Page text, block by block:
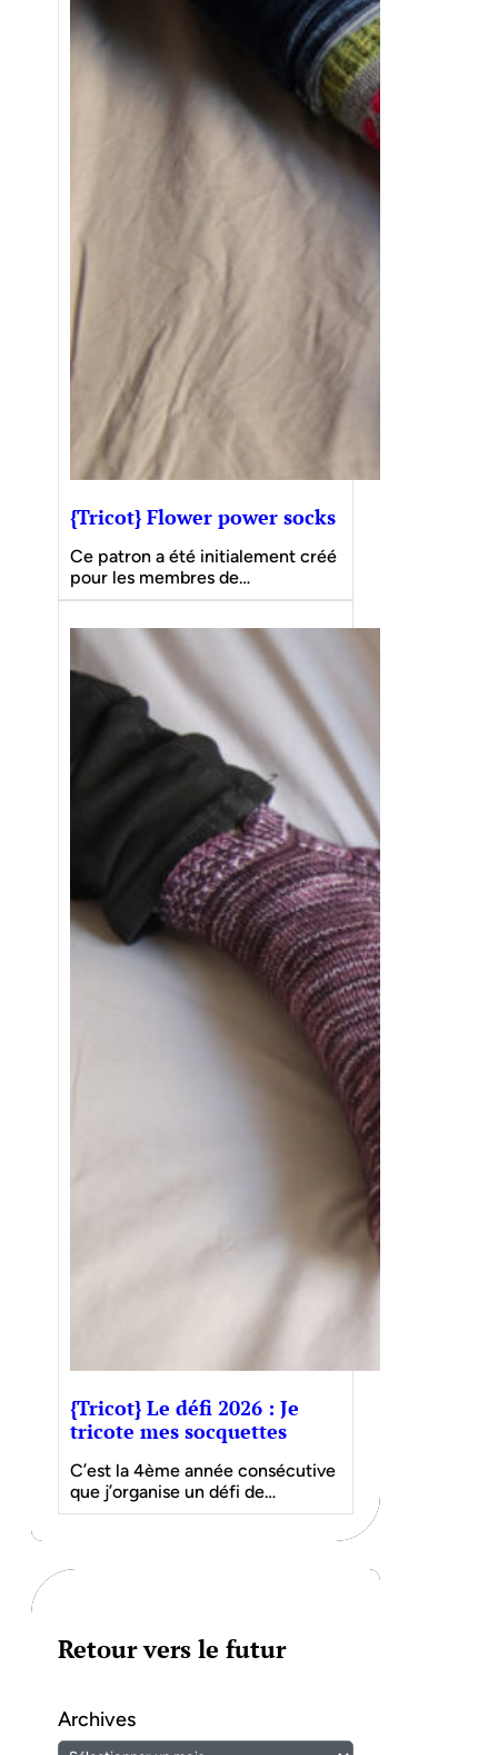
{Tricot} Flower power socks
Ce patron a été initialement créé
pour les membres de…
{Tricot} Le défi 2026 : Je
tricote mes socquettes
C’est la 4ème année consécutive
que j’organise un défi de…
Retour vers le futur
Archives